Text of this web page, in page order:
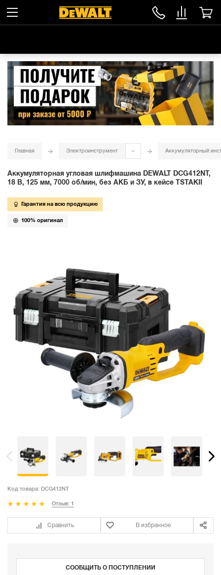
Главная Электроинструмент Аккумуляторный
Аккумуляторная угловая шлифмашина DEWALT DCG412NT,
18 В, 125 мм, 7000 об/мин, без АКБ и ЗУ, в кейсе TSTAKII
Гарантия на всю продукцию
100% оригинал
Код товара: DCG412NT
Отзыв: 1
Сравнить В избранное
СООБЩИТЬ О ПОСТУПЛЕНИИ